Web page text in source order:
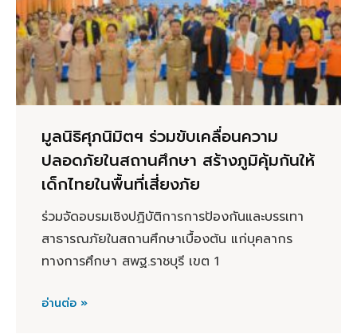
มูลนิธิศุภนิมิตฯ ร่วมขับเคลื่อนความ
ปลอดภัยในสถานศึกษา สร้างภูมิคุ้มกันให้
เด็กไทยในพื้นที่เสี่ยงภัย
ร่วมจัดอบรมเชิงปฏิบัติการการป้องกันและบรรเทา
สาธารณภัยในสถานศึกษาเบื้องต้น แก่บุคลากร
ทางการศึกษา สพฐ.ราชบุรี เขต 1
อ่านต่อ »